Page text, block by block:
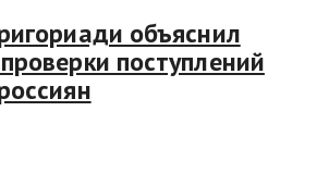
объяснил
поступлений